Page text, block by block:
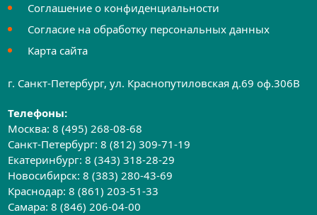
Соглашение о конфиденциальности
Согласие на обработку персональных данных
Карта сайта
г. Санкт-Петербург, ул. Краснопутиловская д.69 оф.306B
Телефоны:
Москва:8 (495) 268-08-68
Санкт-Петербург:8 (812) 309-71-19
Екатеринбург:8 (343) 318-28-29
Новосибирск:8 (383) 280-43-69
Краснодар:8 (861) 203-51-33
Самара:8 (846) 206-04-00